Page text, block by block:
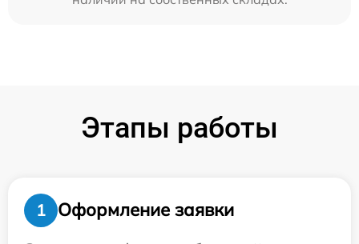
Этапы работы
1
Оформление заявки